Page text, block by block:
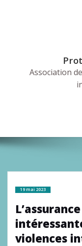
Association
19 mai 2023
violences